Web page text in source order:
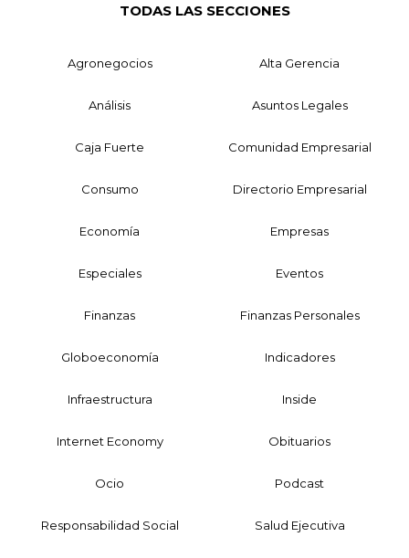
TODAS LAS SECCIONES
Agronegocios Alta Gerencia
Análisis Asuntos Legales
Caja Fuerte Comunidad Empresarial
Consumo Directorio Empresarial
Economía Empresas
Especiales Eventos
Finanzas Finanzas Personales
Globoeconomía Indicadores
Infraestructura Inside
Internet Economy Obituarios
Ocio Podcast
Responsabilidad Social Salud Ejecutiva